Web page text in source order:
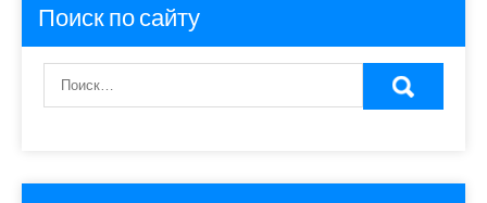
Поиск по сайту